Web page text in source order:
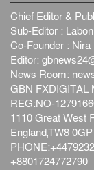
Chief Editor &
Sub-Editor :
Co-Founder :
Editor:
News Room:
GBN FXDIGITAL
REG:NO-
1110 Great West
England,TW8
+8801724772790